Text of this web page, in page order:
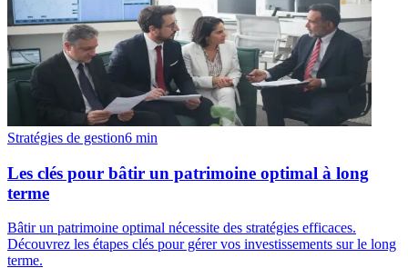
Stratégies de gestion6 min
Les clés pour bâtir un patrimoine optimal à long
terme
Bâtir un patrimoine optimal nécessite des stratégies efficaces.
Découvrez les étapes clés pour gérer vos investissements sur le long
terme.